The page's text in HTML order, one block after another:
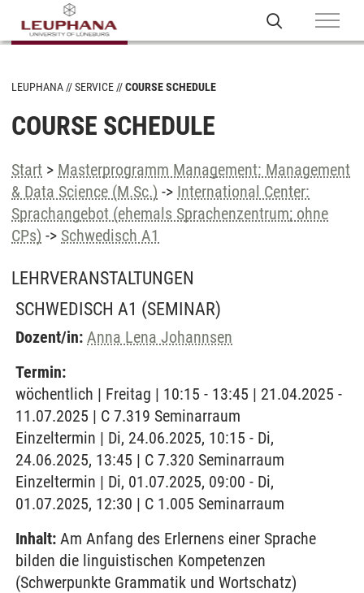
LEUPHANA SERVICE COURSE SCHEDULE
COURSE SCHEDULE
Start > Masterprogramm Management: Management
& Data Science (M.Sc.) -> International Center:
Sprachangebot (ehemals Sprachenzentrum; ohne
CPs) -> Schwedisch A1
LEHRVERANSTALTUNGEN
SCHWEDISCH A1 (SEMINAR)
Dozent/in: Anna Lena Johannsen
Termin:
wöchentlich | Freitag | 10:15 - 13:45 | 21.04.2025 -
11.07.2025 | C 7.319 Seminarraum
Einzeltermin | Di, 24.06.2025, 10:15 - Di,
24.06.2025, 13:45 | C 7.320 Seminarraum
Einzeltermin | Di, 01.07.2025, 09:00 - Di,
01.07.2025, 12:30 | C 1.005 Seminarraum
Inhalt: Am Anfang des Erlernens einer Sprache
bilden die linguistischen Kompetenzen
(Schwerpunkte Grammatik und Wortschatz)